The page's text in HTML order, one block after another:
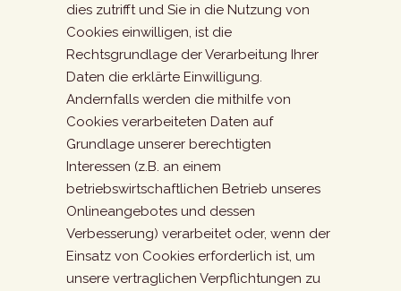
dies zutrifft und Sie in die Nutzung von
Cookies einwilligen, ist die
Rechtsgrundlage der Verarbeitung Ihrer
Daten die erklärte Einwilligung.
Andernfalls werden die mithilfe von
Cookies verarbeiteten Daten auf
Grundlage unserer berechtigten
Interessen (z.B. an einem
betriebswirtschaftlichen Betrieb unseres
Onlineangebotes und dessen
Verbesserung) verarbeitet oder, wenn der
Einsatz von Cookies erforderlich ist, um
unsere vertraglichen Verpflichtungen zu